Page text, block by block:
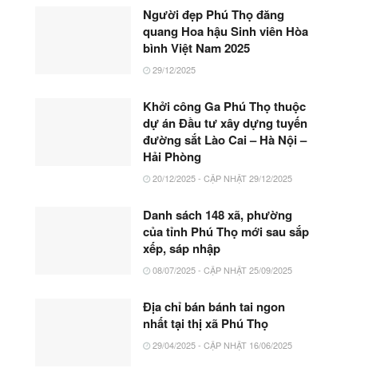
Người đẹp Phú Thọ đăng
quang Hoa hậu Sinh viên Hòa
bình Việt Nam 2025
29/12/2025
Khởi công Ga Phú Thọ thuộc
dự án Đầu tư xây dựng tuyến
đường sắt Lào Cai – Hà Nội –
Hải Phòng
20/12/2025 - CẬP NHẬT 29/12/2025
Danh sách 148 xã, phường
của tỉnh Phú Thọ mới sau sắp
xếp, sáp nhập
08/07/2025 - CẬP NHẬT 25/09/2025
Địa chỉ bán bánh tai ngon
nhất tại thị xã Phú Thọ
29/04/2025 - CẬP NHẬT 16/06/2025